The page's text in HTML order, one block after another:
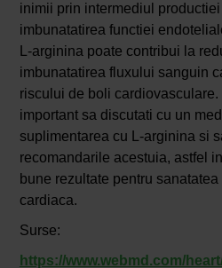
inimii prin intermediul
imbunatatirea functiei
L-arginina poate contribui la
imbunatatirea fluxului sanguin
riscului de boli
important sa discutati cu un
suplimentarea cu L-arginina si
recomandarile acestuia, astfel
bune rezultate pentru
cardiaca.
Surse:
https://www.webmd.com/